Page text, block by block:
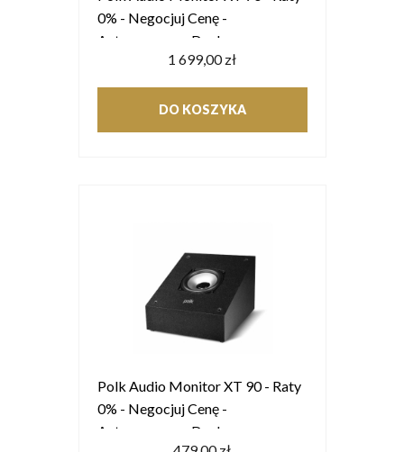
0% - Negocjuj Cenę -
Autoryzowany Dealer
1 699,00 zł
DO KOSZYKA
Polk Audio Monitor XT 90 - Raty
0% - Negocjuj Cenę -
Autoryzowany Dealer